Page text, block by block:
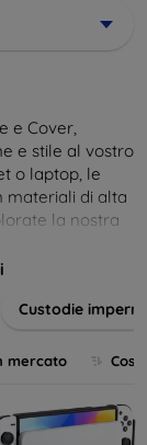
e Cover,
e stile al vostro
o laptop, le
materiali di alta
la nostra
con le
Custodie
mercato